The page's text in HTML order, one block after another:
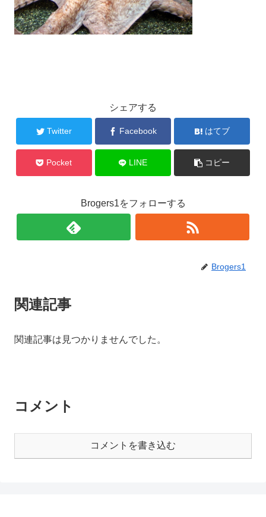
シェアする
Twitter Facebook はてブ
Pocket LINE コピー
Brogers1をフォローする
Brogers1
関連記事
関連記事は見つかりませんでした。
コメント
コメントを書き込む